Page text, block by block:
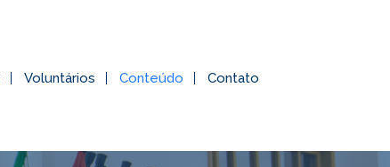
Voluntários Conteúdo Contato